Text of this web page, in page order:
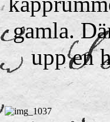
gamla.
upp en